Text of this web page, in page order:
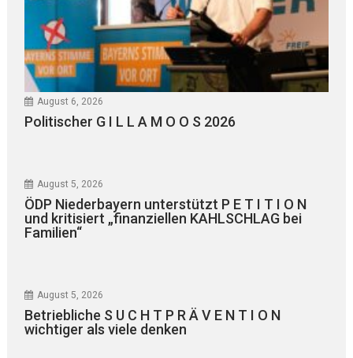
August 6, 2026
Politischer G I L L A M O O S 2026
August 5, 2026
ÖDP Niederbayern unterstützt P E T I T I O N
und kritisiert „finanziellen KAHLSCHLAG bei
Familien“
August 5, 2026
Betriebliche S U C H T P R Ä V E N T I O N
wichtiger als viele denken